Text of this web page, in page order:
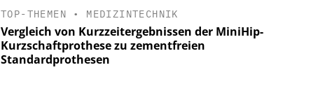
TOP-THEMEN • MEDIZINTECHNIK
Vergleich von Kurzzeitergebnissen der MiniHip-
Kurzschaftprothese zu zementfreien
Standardprothesen